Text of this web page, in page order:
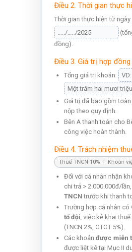
Điều 2. Thời gian thực
Thời gian thực hiện từ ngày
đồng).
Điều 3. Giá trị hợp
Tổng giá trị khoán:
Giá trị đã bao gồm
nộp theo quy định.
Bên A thanh toán cho
công việc hoàn thành.
Điều 4. Trách nhiệm
Thuế TNCN 10% | Khoán
Đối với cá nhân nhận
chi trả > 2.000.000đ/
TNCN trước khi thanh
Trường hợp cá nhân có
tổ đội , việc kê khai
(TNCN 2%, GTGT 5%).
Các khoản được miễn
được liệt kê tại Mục II